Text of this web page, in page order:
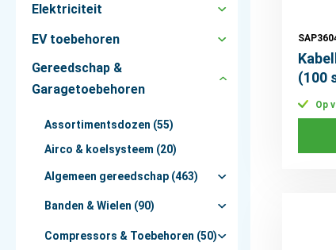
Elektriciteit
EV toebehoren
Gereedschap &
Garagetoebehoren
Assortimentsdozen (55)
Airco & koelsysteem (20)
Algemeen gereedschap (463)
Banden & Wielen (90)
Compressors & Toebehoren (50)
(100
Op